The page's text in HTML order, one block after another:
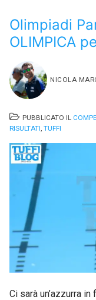
Olimpiadi
OLIMPICA
NICOLA
PUBBLICATO IL
RISULTATI, TUFFI
Ci sarà un’azzurra